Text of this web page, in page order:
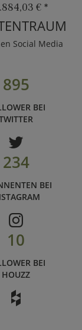
€ *
Social Media
895
BEI
234
BEI
10
BEI
HOUZZ